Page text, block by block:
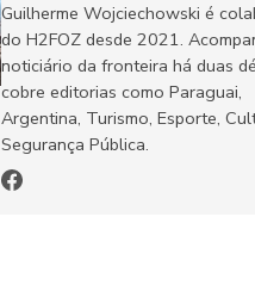
Guilherme Wojciechowski é
do H2FOZ desde 2021.
noticiário da fronteira há duas
cobre editorias como Paraguai,
Argentina, Turismo, Esporte,
Segurança Pública.